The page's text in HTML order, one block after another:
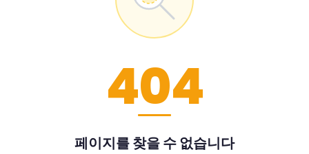
404
페이지를 찾을 수 없습니다